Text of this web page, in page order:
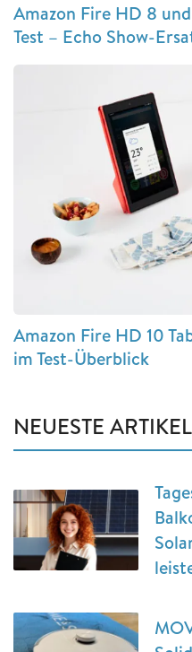
Amazon Fire HD 8
Test – Echo Show-
Amazon Fire HD 10
im Test-Überblick
NEUESTE ARTIKEL